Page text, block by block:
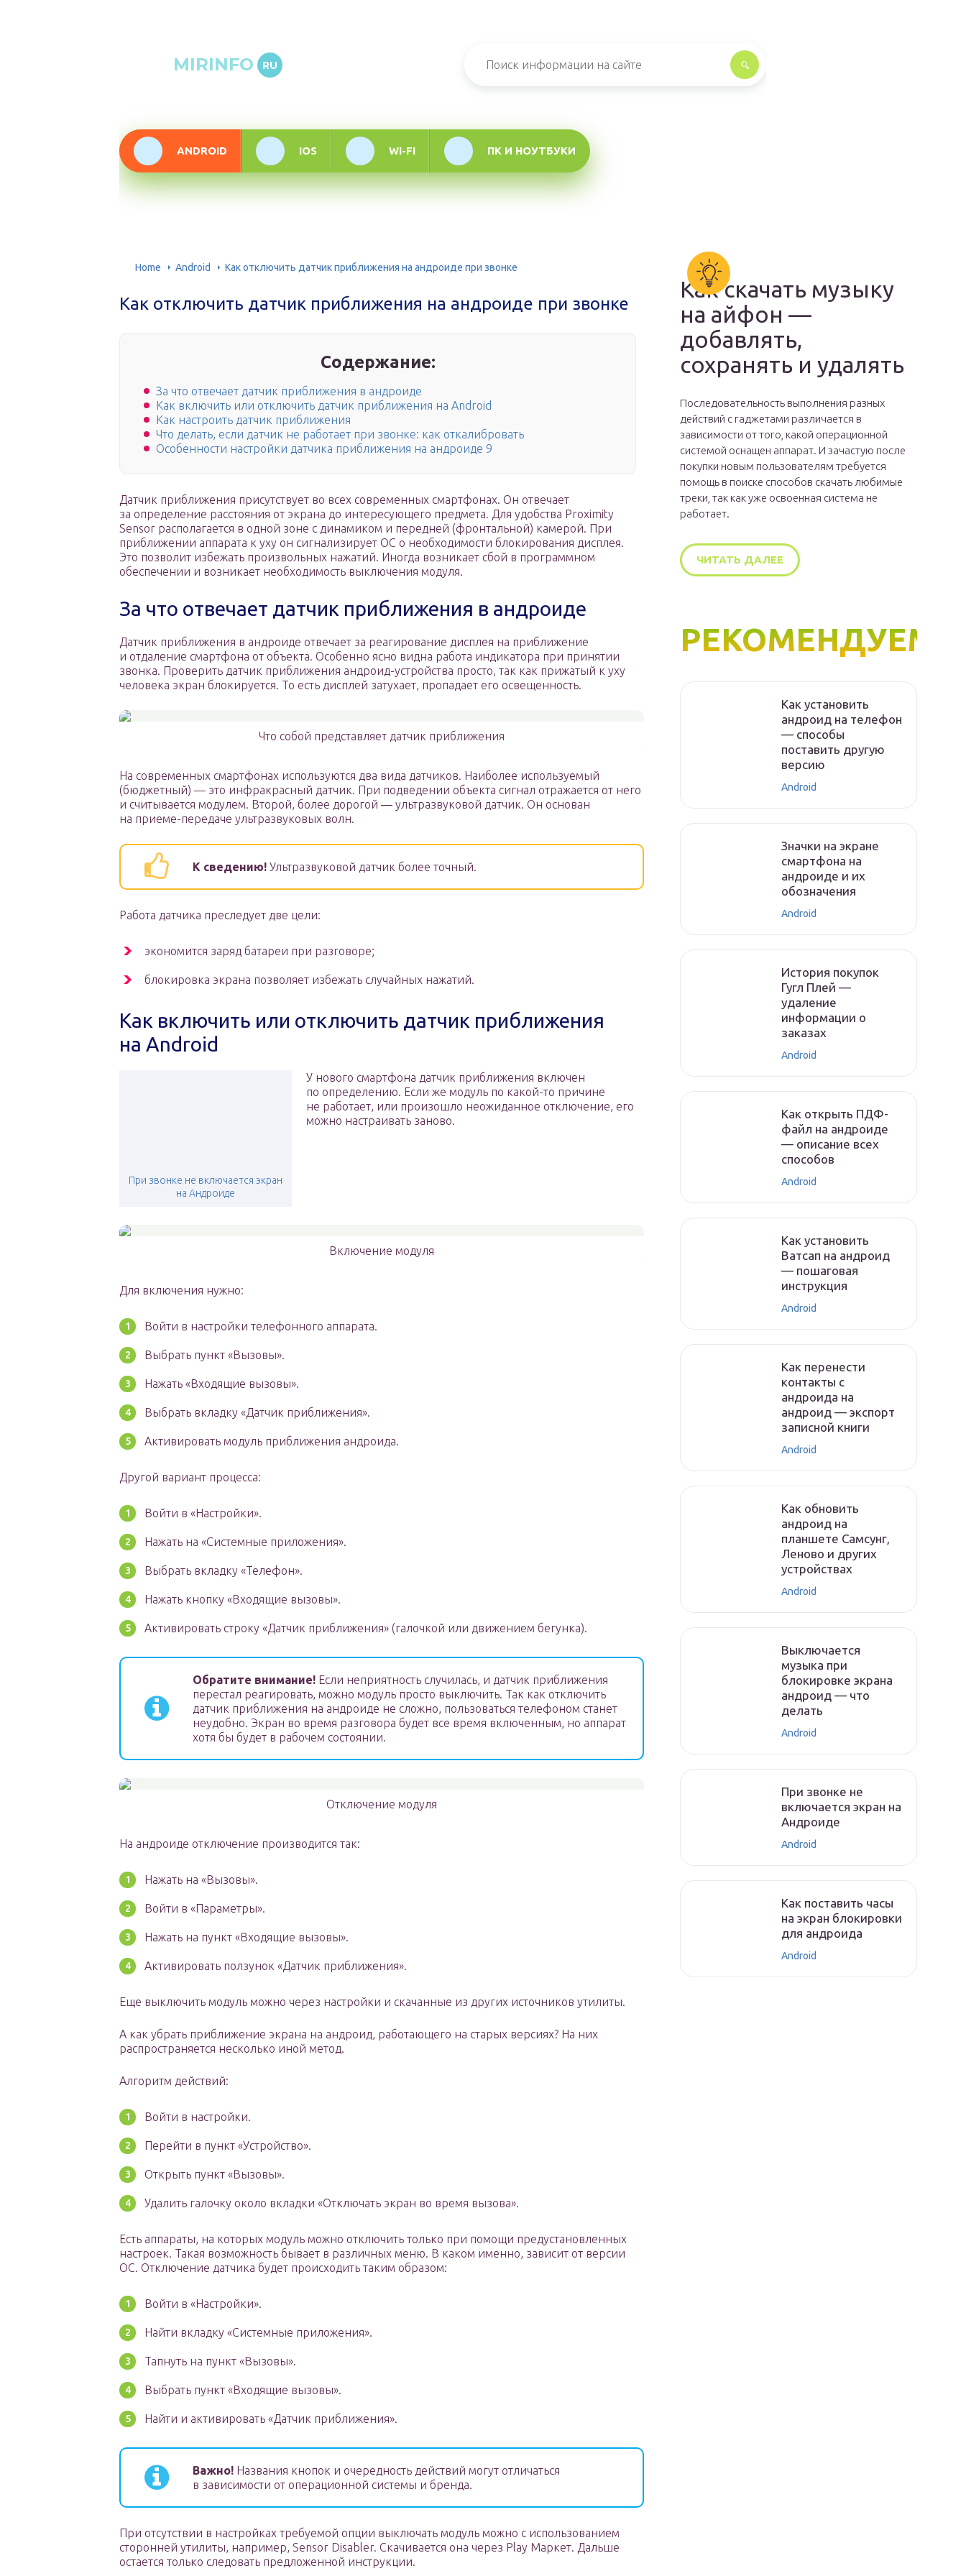
MIRINFO RU
ANDROID IOS WI-FI ПК И НОУТБУКИ
Home Android Как отключить датчик приближения на андроиде при звонке
Как отключить датчик приближения на андроиде при звонке
Содержание:
За что отвечает датчик приближения в андроиде
Как включить или отключить датчик приближения на Android
Как настроить датчик приближения
Что делать, если датчик не работает при звонке: как откалибровать
Особенности настройки датчика приближения на андроиде 9
Датчик приближения присутствует во всех современных смартфонах. Он отвечает
за определение расстояния от экрана до интересующего предмета. Для удобства Proximity
Sensor располагается в одной зоне с динамиком и передней (фронтальной) камерой. При
приближении аппарата к уху он сигнализирует ОС о необходимости блокирования дисплея.
Это позволит избежать произвольных нажатий. Иногда возникает сбой в программном
обеспечении и возникает необходимость выключения модуля.
За что отвечает датчик приближения в андроиде
Датчик приближения в андроиде отвечает за реагирование дисплея на приближение
и отдаление смартфона от объекта. Особенно ясно видна работа индикатора при принятии
звонка. Проверить датчик приближения андроид-устройства просто, так как прижатый к уху
человека экран блокируется. То есть дисплей затухает, пропадает его освещенность.
Что собой представляет датчик приближения
На современных смартфонах используются два вида датчиков. Наиболее используемый
(бюджетный) — это инфракрасный датчик. При подведении объекта сигнал отражается от него
и считывается модулем. Второй, более дорогой — ультразвуковой датчик. Он основан
на приеме-передаче ультразвуковых волн.
К сведению! Ультразвуковой датчик более точный.
Работа датчика преследует две цели:
экономится заряд батареи при разговоре;
блокировка экрана позволяет избежать случайных нажатий.
Как включить или отключить датчик приближения
на Android
При звонке не включается экран
на Андроиде
У нового смартфона датчик приближения включен
по определению. Если же модуль по какой-то причине
не работает, или произошло неожиданное отключение, его
можно настраивать заново.
Включение модуля
Для включения нужно:
Войти в настройки телефонного аппарата.
Выбрать пункт «Вызовы».
Нажать «Входящие вызовы».
Выбрать вкладку «Датчик приближения».
Активировать модуль приближения андроида.
Другой вариант процесса:
Войти в «Настройки».
Нажать на «Системные приложения».
Выбрать вкладку «Телефон».
Нажать кнопку «Входящие вызовы».
Активировать строку «Датчик приближения» (галочкой или движением бегунка).
Обратите внимание! Если неприятность случилась, и датчик приближения
перестал реагировать, можно модуль просто выключить. Так как отключить
датчик приближения на андроиде не сложно, пользоваться телефоном станет
неудобно. Экран во время разговора будет все время включенным, но аппарат
хотя бы будет в рабочем состоянии.
Отключение модуля
На андроиде отключение производится так:
Нажать на «Вызовы».
Войти в «Параметры».
Нажать на пункт «Входящие вызовы».
Активировать ползунок «Датчик приближения».
Еще выключить модуль можно через настройки и скачанные из других источников утилиты.
А как убрать приближение экрана на андроид, работающего на старых версиях? На них
распространяется несколько иной метод.
Алгоритм действий:
Войти в настройки.
Перейти в пункт «Устройство».
Открыть пункт «Вызовы».
Удалить галочку около вкладки «Отключать экран во время вызова».
Есть аппараты, на которых модуль можно отключить только при помощи предустановленных
настроек. Такая возможность бывает в различных меню. В каком именно, зависит от версии
ОС. Отключение датчика будет происходить таким образом:
Войти в «Настройки».
Найти вкладку «Системные приложения».
Тапнуть на пункт «Вызовы».
Выбрать пункт «Входящие вызовы».
Найти и активировать «Датчик приближения».
Важно! Названия кнопок и очередность действий могут отличаться
в зависимости от операционной системы и бренда.
При отсутствии в настройках требуемой опции выключать модуль можно с использованием
сторонней утилиты, например, Sensor Disabler. Скачивается она через Play Маркет. Дальше
остается только следовать предложенной инструкции.
Как скачать музыку
на айфон —
добавлять,
сохранять и удалять
Последовательность выполнения разных
действий с гаджетами различается в
зависимости от того, какой операционной
системой оснащен аппарат. И зачастую после
покупки новым пользователям требуется
помощь в поиске способов скачать любимые
треки, так как уже освоенная система не
работает.
ЧИТАТЬ ДАЛЕЕ
РЕКОМЕНДУЕМ
Как установить
андроид на телефон
— способы
поставить другую
версию
Android
Значки на экране
смартфона на
андроиде и их
обозначения
Android
История покупок
Гугл Плей —
удаление
информации о
заказах
Android
Как открыть ПДФ-
файл на андроиде
— описание всех
способов
Android
Как установить
Ватсап на андроид
— пошаговая
инструкция
Android
Как перенести
контакты с
андроида на
андроид — экспорт
записной книги
Android
Как обновить
андроид на
планшете Самсунг,
Леново и других
устройствах
Android
Выключается
музыка при
блокировке экрана
андроид — что
делать
Android
При звонке не
включается экран на
Андроиде
Android
Как поставить часы
на экран блокировки
для андроида
Android